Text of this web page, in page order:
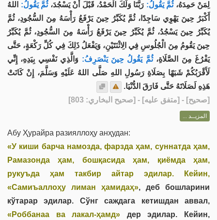
لِمَنْ حَمِدَهُ، ثُمَّ يَقُولُ: رَبَّنَا وَلَكَ الْحَمْدُ، قَبْلَ أَنْ يَسْجُدَ، ثُمَّ يَقُولُ: اللهُ
أَكْبَرُ حِينَ يَهْوِي سَاجِدًا، ثُمَّ يُكَبِّرُ حِينَ يَرْفَعُ رَأْسَهُ مِنَ السُّجُودِ، ثُمَّ
يُكَبِّرُ حِينَ يَسْجُدُ، ثُمَّ يُكَبِّرُ حِينَ يَرْفَعُ رَأْسَهُ مِنَ السُّجُودِ، ثُمَّ يُكَبِّرُ
حِينَ يَقُومُ مِنَ الْجُلُوسِ فِي الِاثْنَتَيْنِ، وَيَفْعَلُ ذَلِكَ فِي كُلِّ رَكْعَةٍ، حَتَّى
يَفْرُغَ مِنَ الصَّلَاةِ، ثُمَّ يَقُولُ حِينَ يَنْصَرِفُ: وَالَّذِي نَفْسِي بِيَدِهِ، إِنِّي
لَأَقْرَبُكُمْ شَبَهًا بِصَلَاةِ رَسُولِ اللهِ صَلَّى اللهُ عَلَيْهِ وَسَلَّمَ، إِنْ كَانَتْ
هَذِهِ لَصَلَاتَهُ حَتَّى فَارَقَ الدُّنْيَا.
[صحيح] - [متفق عليه] - [صحيح البخاري: 803]
المزيــد ...
Абу Ҳурайра разияллоҳу анҳудан:
«У киши барча намозда, фарзда ҳам, суннатда ҳам,
Рамазонда ҳам, бошқасида ҳам, қиёмда ҳам,
рукуъда ҳам такбир айтар эдилар. Кейин,
«Самиъаллоҳу лиман ҳамидаҳ», деб бошларини
кўтарар эдилар. Сўнг саждага кетишдан аввал,
«Роббанаа ва лакал-ҳамд» дер эдилар. Кейин,